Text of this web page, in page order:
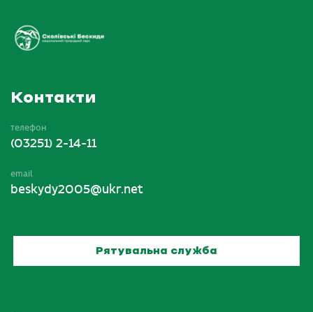
Контакти
телефон
(03251) 2-14-11
email
beskydy2005@ukr.net
Рятувальна служба